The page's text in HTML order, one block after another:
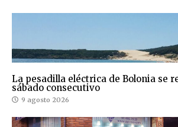
La pesadilla eléctrica de Bolonia se
sábado consecutivo
9 agosto 2026